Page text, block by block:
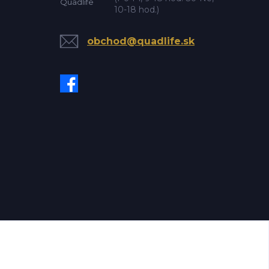
10-18 hod.)
obchod@quadlife.sk